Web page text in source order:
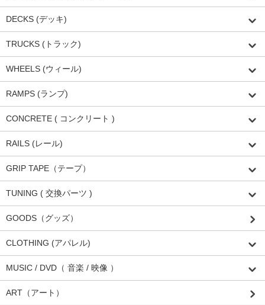
DECKS (デッキ)
TRUCKS (トラック)
WHEELS (ウィール)
RAMPS (ランプ)
CONCRETE ( コンクリート )
RAILS (レール)
GRIP TAPE（テープ）
TUNING ( 交換パーツ )
GOODS（グッズ）
CLOTHING (アパレル)
MUSIC / DVD（ 音楽 / 映像 ）
ART（アート）